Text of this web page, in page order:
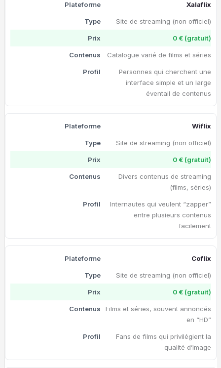
Xalaflix
Site de streaming (non officiel)
0 € (gratuit)
Catalogue varié de films et séries
Personnes qui cherchent une
interface simple et un large
éventail de contenus
Wiflix
Site de streaming (non officiel)
0 € (gratuit)
Divers contenus de streaming
(films, séries)
Internautes qui veulent “zapper”
entre plusieurs contenus
facilement
Coflix
Site de streaming (non officiel)
0 € (gratuit)
Films et séries, souvent annoncés
en “HD”
Fans de films qui privilégient la
qualité d’image